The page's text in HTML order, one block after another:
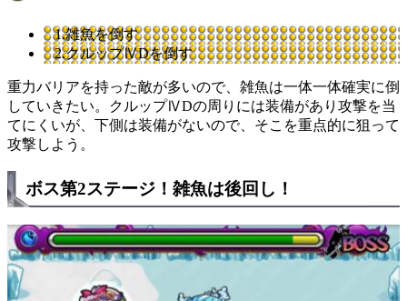
1.雑魚を倒す
2.クルップⅣDを倒す
重力バリアを持った敵が多いので、雑魚は一体一体確実に倒
していきたい。クルップⅣDの周りには装備があり攻撃を当
てにくいが、下側は装備がないので、そこを重点的に狙って
攻撃しよう。
ボス第2ステージ！雑魚は後回し！